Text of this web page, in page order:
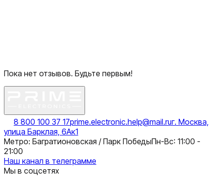
Пока нет отзывов. Будьте первым!
8 800 100 37 17prime.electronic.help@mail.ruг. Москва,
улица Барклая, 6Ак1
Метро: Багратионовская / Парк ПобедыПн-Вс: 11:00 -
21:00
Наш канал в телеграмме
Мы в соцсетях